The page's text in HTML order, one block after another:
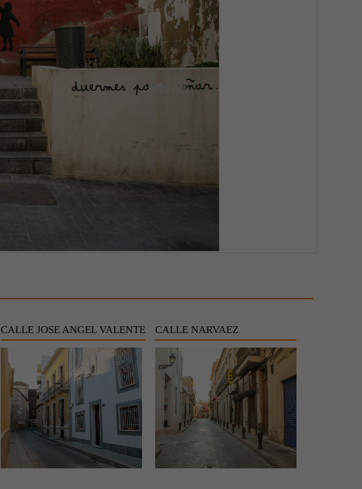
CALLE JOSE ANGEL VALENTE CALLE NARVAEZ